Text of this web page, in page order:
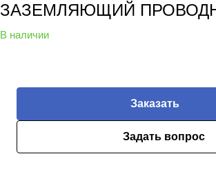
ЗАЗЕМЛЯЮЩИЙ
В наличии
Заказать
Задать вопрос